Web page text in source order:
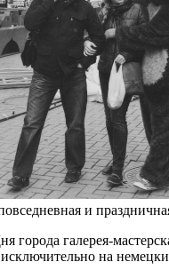
и
города галерея-
на